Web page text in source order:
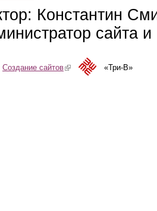
Константин
сайта
Создание сайтов(link is external)«Три-В»